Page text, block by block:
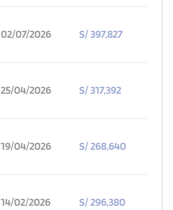
02/07/2026 S/ 397,827
25/04/2026 S/ 317,392
19/04/2026 S/ 268,640
14/02/2026 S/ 296,380